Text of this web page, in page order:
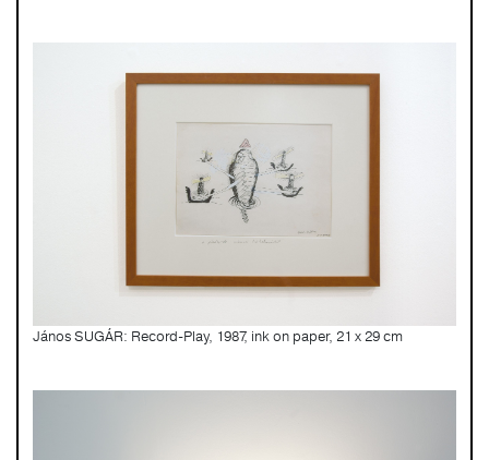
János SUGÁR: Record-Play, 1987, ink on paper, 21 x 29 cm